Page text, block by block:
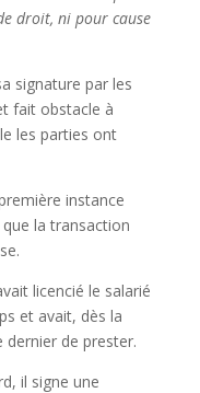
droit, ni pour cause
signature par les
fait obstacle à
les parties ont
instance
que la transaction
licencié le salarié
et avait, dès la
dernier de prester.
il signe une